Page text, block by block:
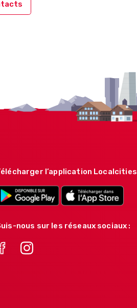
l’application Localcities
nous sur les réseaux sociaux :